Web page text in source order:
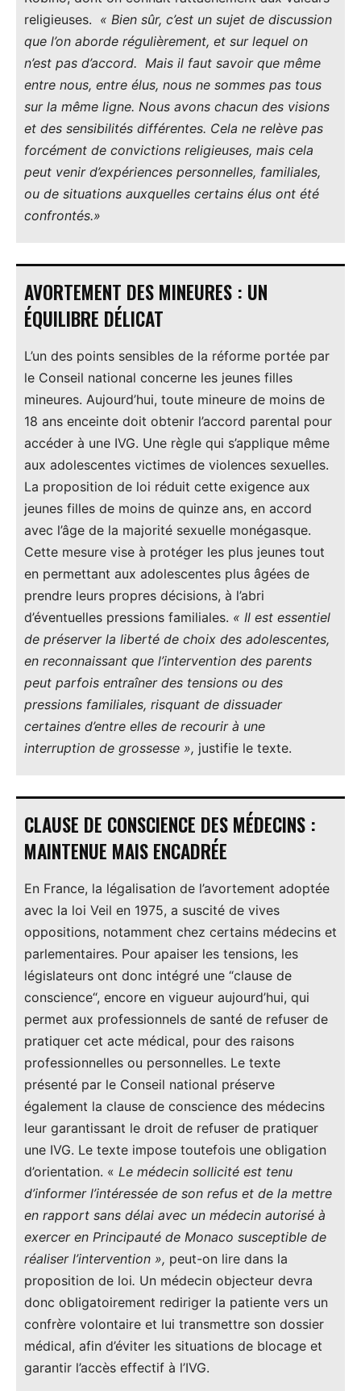
religieuses. « Bien sûr, c’est un sujet de discussion
que l’on aborde régulièrement, et sur lequel on
n’est pas d’accord. Mais il faut savoir que même
entre nous, entre élus, nous ne sommes pas tous
sur la même ligne. Nous avons chacun des visions
et des sensibilités différentes. Cela ne relève pas
forcément de convictions religieuses, mais cela
peut venir d’expériences personnelles, familiales,
ou de situations auxquelles certains élus ont été
confrontés.»
AVORTEMENT DES MINEURES : UN
ÉQUILIBRE DÉLICAT
L’un des points sensibles de la réforme portée par
le Conseil national concerne les jeunes filles
mineures. Aujourd’hui, toute mineure de moins de
18 ans enceinte doit obtenir l’accord parental pour
accéder à une IVG. Une règle qui s’applique même
aux adolescentes victimes de violences sexuelles.
La proposition de loi réduit cette exigence aux
jeunes filles de moins de quinze ans, en accord
avec l’âge de la majorité sexuelle monégasque.
Cette mesure vise à protéger les plus jeunes tout
en permettant aux adolescentes plus âgées de
prendre leurs propres décisions, à l’abri
d’éventuelles pressions familiales. « Il est essentiel
de préserver la liberté de choix des adolescentes,
en reconnaissant que l’intervention des parents
peut parfois entraîner des tensions ou des
pressions familiales, risquant de dissuader
certaines d’entre elles de recourir à une
interruption de grossesse », justifie le texte.
CLAUSE DE CONSCIENCE DES MÉDECINS :
MAINTENUE MAIS ENCADRÉE
En France, la légalisation de l’avortement adoptée
avec la loi Veil en 1975, a suscité de vives
oppositions, notamment chez certains médecins et
parlementaires. Pour apaiser les tensions, les
législateurs ont donc intégré une “clause de
conscience“, encore en vigueur aujourd’hui, qui
permet aux professionnels de santé de refuser de
pratiquer cet acte médical, pour des raisons
professionnelles ou personnelles. Le texte
présenté par le Conseil national préserve
également la clause de conscience des médecins
leur garantissant le droit de refuser de pratiquer
une IVG. Le texte impose toutefois une obligation
d’orientation. « Le médecin sollicité est tenu
d’informer l’intéressée de son refus et de la mettre
en rapport sans délai avec un médecin autorisé à
exercer en Principauté de Monaco susceptible de
réaliser l’intervention », peut-on lire dans la
proposition de loi. Un médecin objecteur devra
donc obligatoirement rediriger la patiente vers un
confrère volontaire et lui transmettre son dossier
médical, afin d’éviter les situations de blocage et
garantir l’accès effectif à l’IVG.